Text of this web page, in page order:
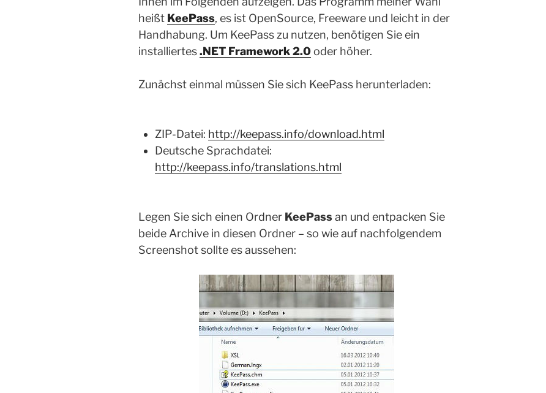
heißt KeePass, es ist OpenSource, Freeware und leicht in der
Handhabung. Um KeePass zu nutzen, benötigen Sie ein
installiertes.NET Framework 2.0oder höher.
Zunächst einmal müssen Sie sich KeePass herunterladen:
ZIP-Datei: http://keepass.info/download.html
Deutsche Sprachdatei:
http://keepass.info/translations.html
Legen Sie sich einen Ordner KeePassan und entpacken Sie
beide Archive in diesen Ordner – so wie auf nachfolgendem
Screenshot sollte es aussehen: